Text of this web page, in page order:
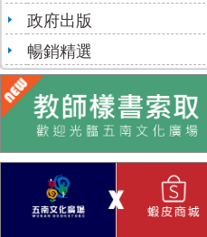
政府出版
暢銷精選